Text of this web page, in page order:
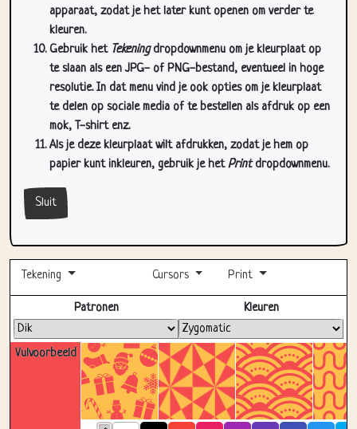
apparaat, zodat je het later kunt openen om verder te
kleuren.
Gebruik het Tekeningdropdownmenu om je kleurplaat op
te slaan als een JPG- of PNG-bestand, eventueel in hoge
resolutie. In dat menu vind je ook opties om je kleurplaat
te delen op sociale media of te bestellen als afdruk op een
mok, T-shirt enz.
Als je deze kleurplaat wilt afdrukken, zodat je hem op
papier kunt inkleuren, gebruik je hetPrintdropdownmenu.
Sluit
Tekening Cursors Print
Volledig scherm
Vulvoorbeeld
Patronen Kleuren